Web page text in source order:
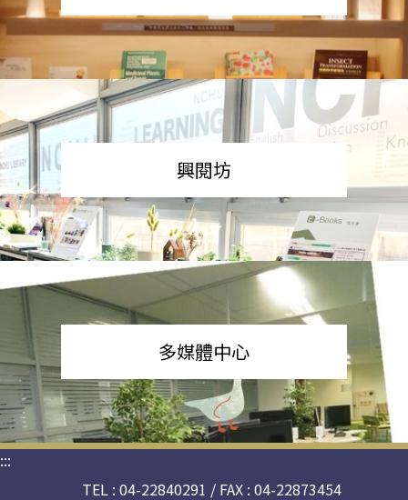
興閱坊
多媒體中心
:::
TEL : 04-22840291 / FAX : 04-22873454